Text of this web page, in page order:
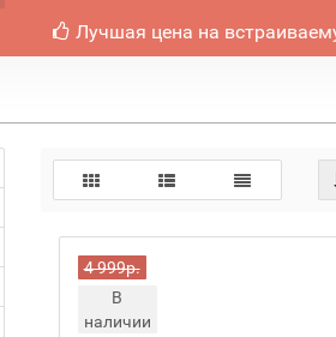
Лучшая цена на
4 999р.
В
наличии